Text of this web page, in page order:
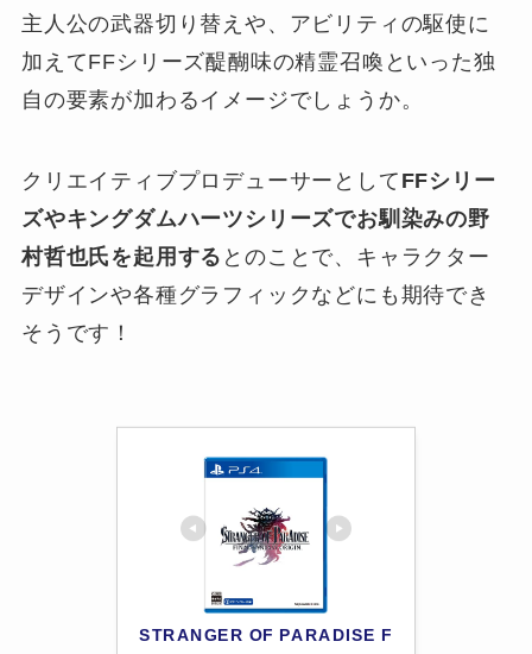
主人公の武器切り替えや、アビリティの駆使に
加えてFFシリーズ醍醐味の精霊召喚といった独
自の要素が加わるイメージでしょうか。
クリエイティブプロデューサーとして FFシリー
ズやキングダムハーツシリーズでお馴染みの野
村哲也氏を起用する とのことで、キャラクター
デザインや各種グラフィックなどにも期待でき
そうです！
STRANGER OF PARADISE F